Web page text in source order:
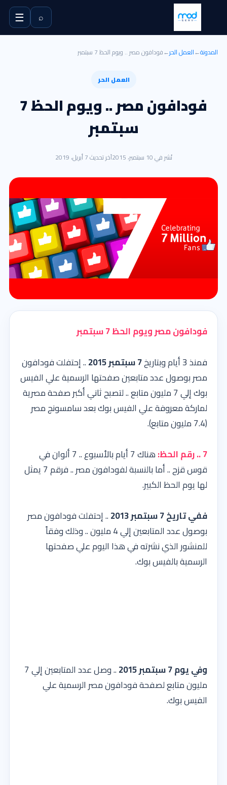
⌕
☰
المدونة←العمل الحر←فودافون مصر .. ويوم الحظ 7 سبتمبر
العمل الحر
فودافون مصر .. ويوم الحظ 7
سبتمبر
نُشر في 10 سبتمبر، 2015 آخر تحديث 7 أبريل، 2019
فودافون مصر ويوم الحظ 7 سبتمبر
فمنذ 3 أيام وبتاريخ
7 سبتمبر 2015
.. إحتفلت فودافون
مصر بوصول عدد متابعين صفحتها الرسمية علي الفيس
بوك إلي 7 مليون متابع .. لتصبح ثاني أكبر صفحة مصرية
لماركة معروفة علي الفيس بوك بعد سامسونج مصر
(7.4 مليون متابع).
7 .. رقم الحظ:
هناك 7 أيام بالأسبوع .. 7 ألوان في
قوس قزح .. أما بالنسبة لفودافون مصر .. فرقم 7 يمثل
لها يوم الحظ الكبير.
ففي تاريخ 7 سبتمبر 2013
.. إحتفلت فودافون مصر
بوصول عدد المتابعين إلي 4 مليون .. وذلك وفقاً
للمنشور الذي نشرته في هذا اليوم علي صفحتها
الرسمية بالفيس بوك.
وفي يوم 7 سبتمبر 2015
.. وصل عدد المتابعين إلي 7
مليون متابع لصفحة فودافون مصر الرسمية علي
الفيس بوك.